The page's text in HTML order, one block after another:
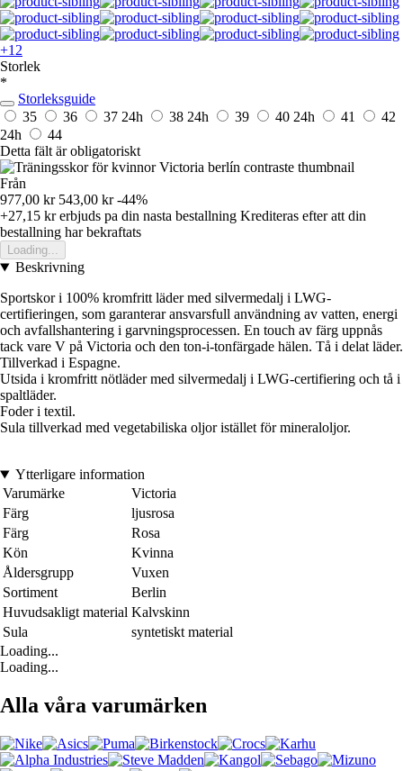
+12
Storlek
*
Storleksguide
35
36 37 24h 38 24h 39 40 24h 41
42
24h
44
Detta fält är obligatoriskt
Från
977,00 kr 543,00 kr -44%
+27,15 krerbjuds pa din nasta bestallning Krediteras efter att din
bestallning har bekraftats
Loading...
Beskrivning
Sportskor i 100% kromfritt läder med silvermedalj i LWG-
certifieringen, som garanterar ansvarsfull användning av vatten, energi
och avfallshantering i garvningsprocessen. En touch av färg uppnås
tack vare V på Victoria och den ton-i-tonfärgade hälen. Tå i delat läder.
Tillverkad i Espagne.
Utsida i kromfritt nötläder med silvermedalj i LWG-certifiering och tå i
spaltläder.
Foder i textil.
Sula tillverkad med vegetabiliska oljor istället för mineraloljor.
Ytterligare information
Varumärke
Victoria
Färg
ljusrosa
Färg
Rosa
Kön
Kvinna
Åldersgrupp
Vuxen
Sortiment
Berlin
Huvudsakligt material Kalvskinn
Sula
syntetiskt material
Loading...
Loading...
Alla våra varumärken